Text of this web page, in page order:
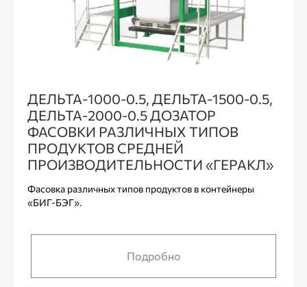
ДЕЛЬТА-1000-0.5, ДЕЛЬТА-1500-0.5,
ДЕЛЬТА-2000-0.5 ДОЗАТОР
ФАСОВКИ РАЗЛИЧНЫХ ТИПОВ
ПРОДУКТОВ СРЕДНЕЙ
ПРОИЗВОДИТЕЛЬНОСТИ «ГЕРАКЛ»
Фасовка различных типов продуктов в контейнеры
«БИГ-БЭГ».
Подробно